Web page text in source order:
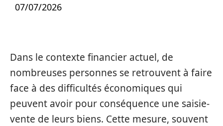
07/07/2026
Dans le contexte financier actuel, de
nombreuses personnes se retrouvent à faire
face à des difficultés économiques qui
peuvent avoir pour conséquence une saisie-
vente de leurs biens. Cette mesure, souvent